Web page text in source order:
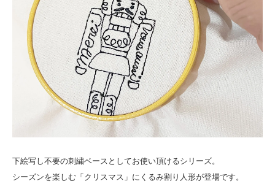
下絵写し不要の刺繍ベースとしてお使い頂けるシリーズ。
シーズンを楽しむ「クリスマス」にくるみ割り人形が登場です。